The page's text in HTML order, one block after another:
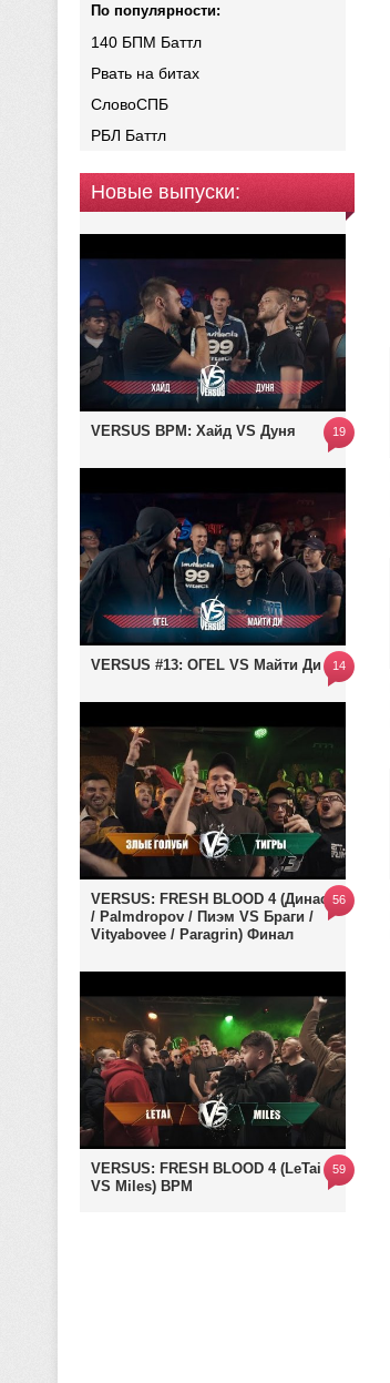
По популярности:
140 БПМ Баттл
Рвать на битах
СловоСПБ
РБЛ Баттл
Новые выпуски:
VERSUS BPM: Хайд VS Дуня 19
VERSUS #13: ОГЕL VS Майти Ди 14
VERSUS: FRESH BLOOD 4 (Династ
/ Palmdropov / Пиэм VS Браги /
Vityabovee / Paragrin) Финал
56
VERSUS: FRESH BLOOD 4 (LeTai
VS Miles) BPM
59